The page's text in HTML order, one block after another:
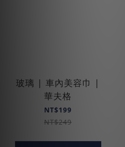
玻璃 | 車內美容巾 |
華夫格
NT$199
NT$249